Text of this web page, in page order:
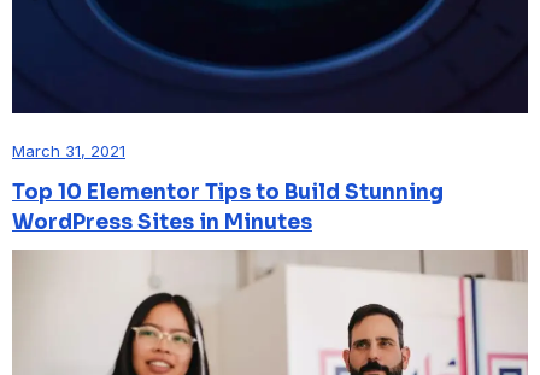
March 31, 2021
Top 10 Elementor Tips to Build Stunning
WordPress Sites in Minutes